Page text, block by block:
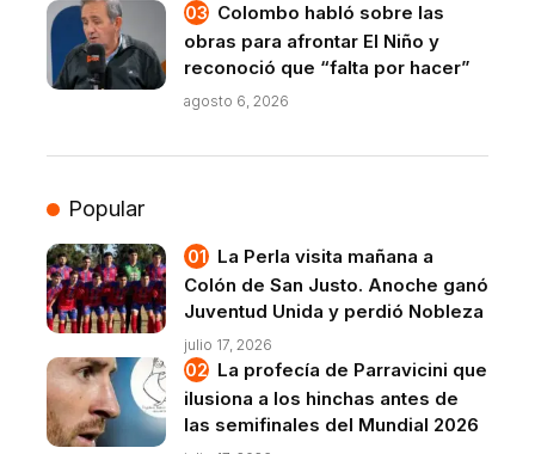
Colombo habló sobre las
obras para afrontar El Niño y
reconoció que “falta por hacer”
agosto 6, 2026
Popular
La Perla visita mañana a
Colón de San Justo. Anoche ganó
Juventud Unida y perdió Nobleza
julio 17, 2026
La profecía de Parravicini que
ilusiona a los hinchas antes de
las semifinales del Mundial 2026